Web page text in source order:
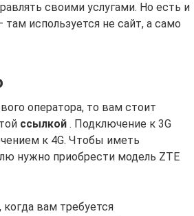
своими услугами. Но есть и
используется не сайт, а само
оператора, то вам стоит
ссылкой . Подключение к 3G
к 4G. Чтобы иметь
нужно приобрести модель ZTE
вам требуется